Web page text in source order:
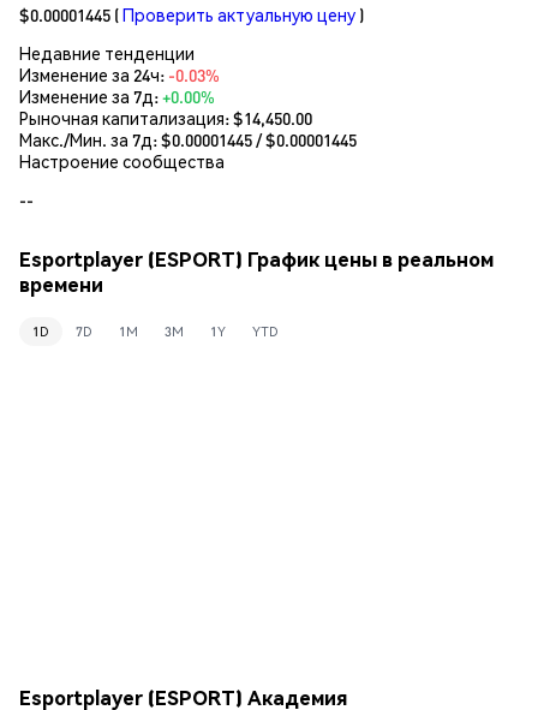
$0.00001445 (Проверить актуальную цену )
Недавние тенденции
Изменение за 24ч: -0.03%
Изменение за 7д:+0.00%
Рыночная капитализация:$14,450.00
Макс./Мин. за 7д: $0.00001445/ $0.00001445
Настроение сообщества
--
Esportplayer (ESPORT) График цены в реальном
времени
1D 7D 1M 3M 1Y YTD
Esportplayer (ESPORT) Академия